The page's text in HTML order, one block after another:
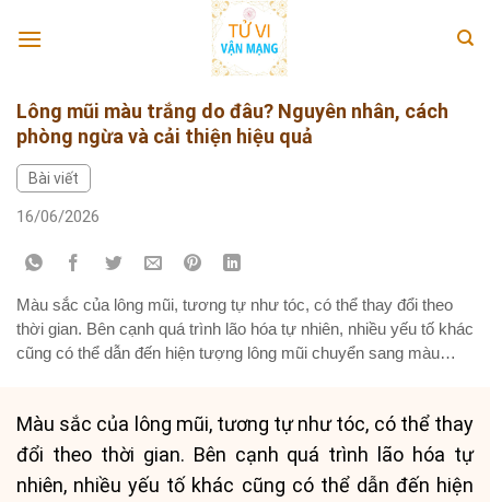
Lông mũi màu trắng do đâu? Nguyên nhân, cách
phòng ngừa và cải thiện hiệu quả
Bài viết
16/06/2026
Màu sắc của lông mũi, tương tự như tóc, có thể thay đổi theo
thời gian. Bên cạnh quá trình lão hóa tự nhiên, nhiều yếu tố khác
cũng có thể dẫn đến hiện tượng lông mũi chuyển sang màu
Màu sắc của lông mũi, tương tự như tóc, có thể thay
đổi theo thời gian. Bên cạnh quá trình lão hóa tự
nhiên, nhiều yếu tố khác cũng có thể dẫn đến hiện